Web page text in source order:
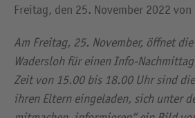
Freitag, den 25. November 2022
Am Freitag, 25. November, öffnet
Wadersloh für einen Info-
Zeit von 15.00 bis 18.00 Uhr sind
ihren Eltern eingeladen, sich unter